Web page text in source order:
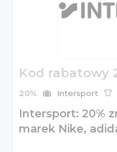
Kod rabatowy
20% Intersport
Intersport: 20%
marek Nike,